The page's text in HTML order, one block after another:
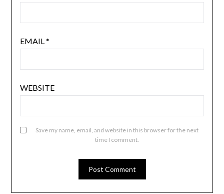
EMAIL*
WEBSITE
Save my name, email, and website in this browser for the next
time I comment.